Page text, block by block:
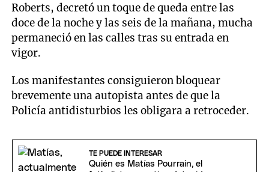
Roberts, decretó un toque de queda entre las
doce de la noche y las seis de la mañana, mucha
permaneció en las calles tras su entrada en
vigor.
Los manifestantes consiguieron bloquear
brevemente una autopista antes de que la
Policía antidisturbios les obligara a retroceder.
TE PUEDE INTERESAR
Quién es Matías Pourrain, el